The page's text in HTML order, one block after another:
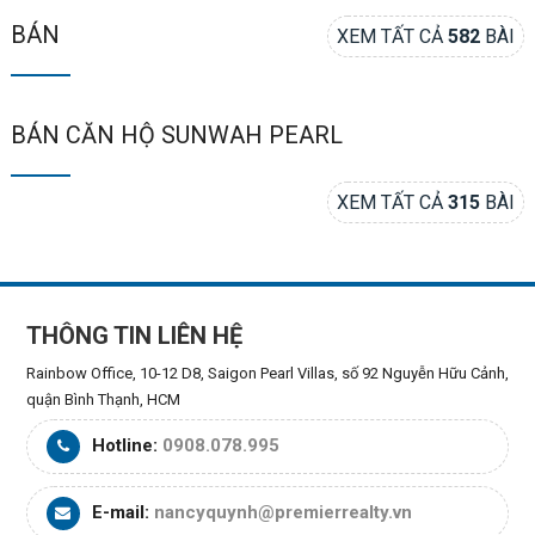
BÁN XEM TẤT CẢ582 BÀI
BÁN CĂN HỘ SUNWAH PEARL
XEM TẤT CẢ315 BÀI
THÔNG TIN LIÊN HỆ
Rainbow Office, 10-12 D8, Saigon Pearl Villas, số 92 Nguyễn Hữu Cảnh,
quận Bình Thạnh, HCM
Hotline: 0908.078.995
E-mail: nancyquynh@premierrealty.vn